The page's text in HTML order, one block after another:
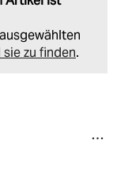
zu finden.